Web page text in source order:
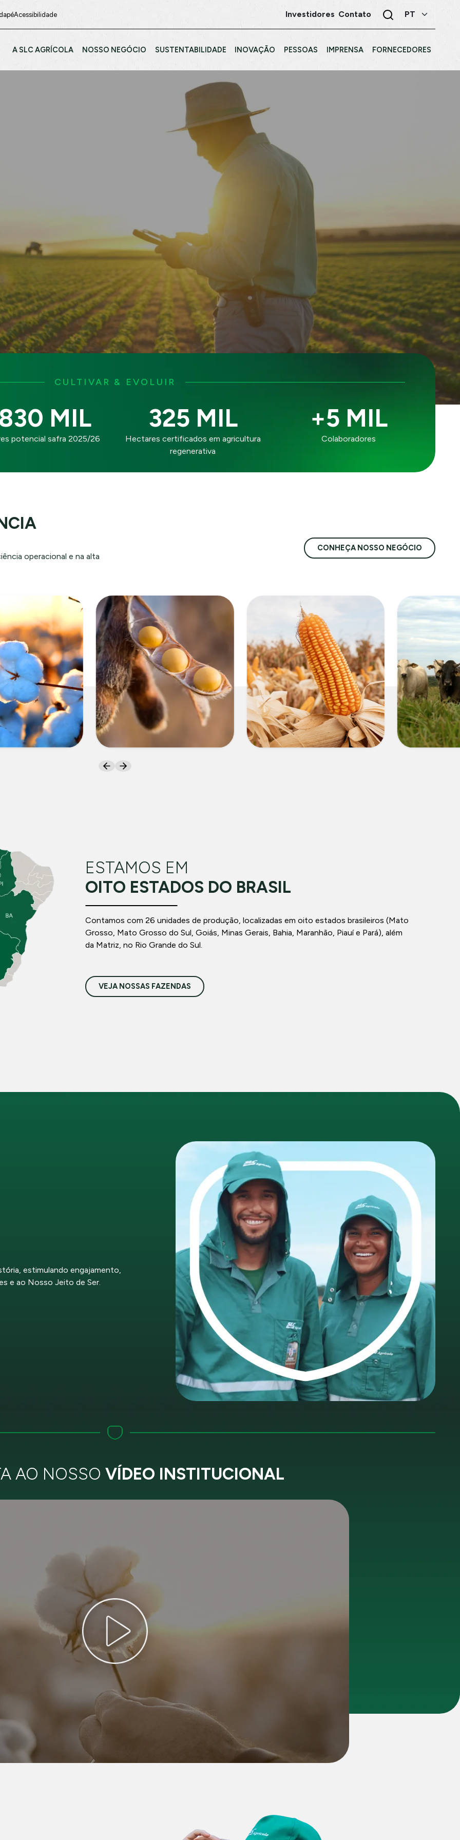
Acessibilidade Investidores Contato
A SLC AGRÍCOLA NOSSO NEGÓCIO SUSTENTABILIDADE INOVAÇÃO PESSOAS IMPRENSA FORNECEDORES
ao
CULTIVAR & EVOLUIR
MIL
potencial safra 2025/26
325 MIL
Hectares certificados em agricultura
regenerativa
+5 MIL
Colaboradores
operacional e na alta
CONHEÇA NOSSO NEGÓCIO
SOJA
ESTAMOS EM
OITO ESTADOS DO BRASIL
Contamos com 26 unidades de produção, localizadas em oito estados brasileiros (Mato
Grosso, Mato Grosso do Sul, Goiás, Minas Gerais, Bahia, Maranhão, Piauí e Pará), além
da Matriz, no Rio Grande do Sul.
VEJA NOSSAS FAZENDAS
estimulando engajamento,
e ao Nosso Jeito de Ser.
AO NOSSO VÍDEO INSTITUCIONAL